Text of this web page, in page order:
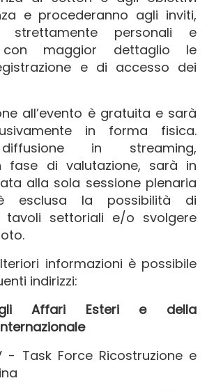
e procederanno agli inviti,
strettamente personali e
con maggior dettaglio le
e di accesso dei
all’evento è gratuita e sarà
in forma fisica.
diffusione in streaming,
fase di valutazione, sarà in
alla sola sessione plenaria
è esclusa la possibilità di
tavoli settoriali e/o svolgere
informazioni è possibile
indirizzi:
Affari Esteri e della
- Task Force Ricostruzione e